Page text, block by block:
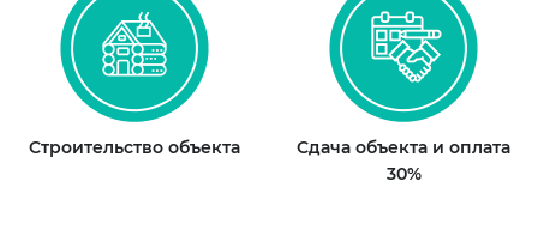
Строительство объекта
Сдача объекта и оплата
30%